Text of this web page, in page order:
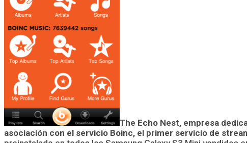
The Echo Nest, empresa
asociación con el servicio Boinc, el primer servicio de